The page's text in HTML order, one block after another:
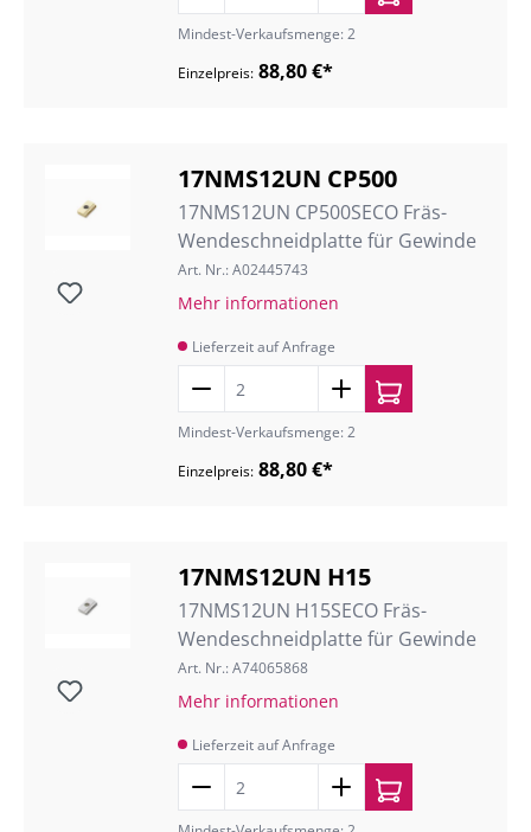
Mindest-Verkaufsmenge: 2
Einzelpreis: 88,80 €*
17NMS12UN CP500
17NMS12UN CP500SECO Fräs-
Wendeschneidplatte für Gewinde
Art. Nr.: A02445743
Mehr informationen
Lieferzeit auf Anfrage
Mindest-Verkaufsmenge: 2
Einzelpreis: 88,80 €*
17NMS12UN H15
17NMS12UN H15SECO Fräs-
Wendeschneidplatte für Gewinde
Art. Nr.: A74065868
Mehr informationen
Lieferzeit auf Anfrage